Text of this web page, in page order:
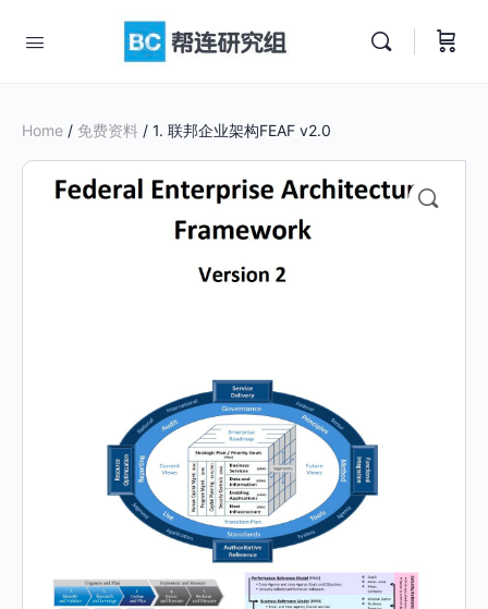
Home / 免费资料 / 1. 联邦企业架构FEAF v2.0